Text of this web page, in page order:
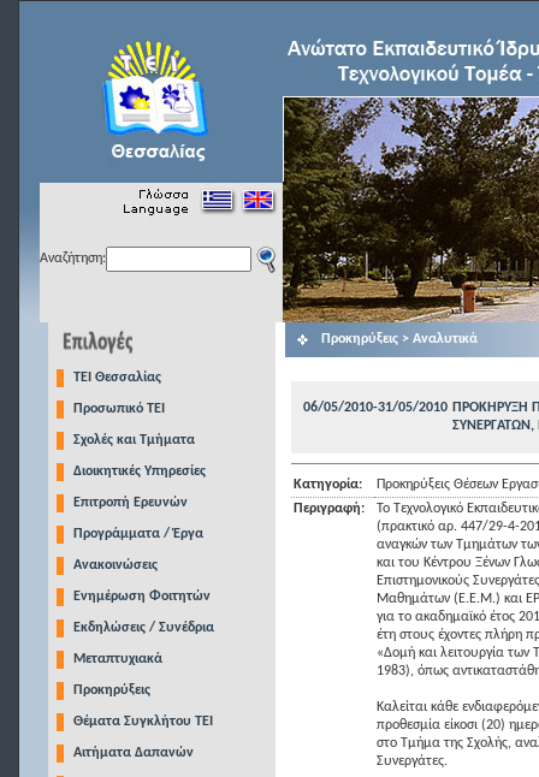
Αναζήτηση:
TEI Θεσσαλίας
Προσωπικό ΤΕΙ
Σχολές και Τμήματα
Διοικητικές Υπηρεσίες
Επιτροπή Ερευνών
Προγράμματα / Έργα
Ανακοινώσεις
Ενημέρωση Φοιτητών
Εκδηλώσεις / Συνέδρια
Μεταπτυχιακά
Προκηρύξεις
Θέματα Συγκλήτου ΤΕΙ
Αιτήματα Δαπανών
Προκηρύξεις > Αναλυτικά
06/05/2010-31/05/2010 ΠΡΟΚΗΡΥΞΗ
ΣΥΝΕΡΓΑΤΩΝ,
Κατηγορία:
Προκηρύξεις Θέσεων
Περιγραφή:
Το Τεχνολογικό
(πρακτικό αρ. 447/29-4-
αναγκών των Τμημάτων
και του Κέντρου Ξένων
Επιστημονικούς
Μαθημάτων (Ε.Ε.Μ.) και
για το ακαδημαϊκό έτος
έτη στους έχοντες πλήρη
«Δομή και λειτουργία
1983), όπως
Καλείται κάθε
προθεσμία είκοσι (20)
στο Τμήμα της Σχολής,
Συνεργάτες.